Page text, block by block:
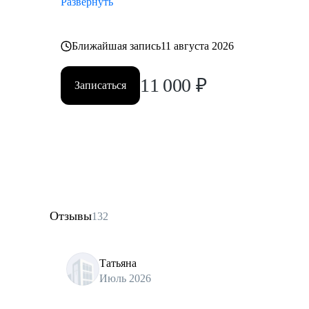
Ближайшая запись11 августа 2026
Записаться 11 000 ₽
Отзывы132
Татьяна
Июль 2026